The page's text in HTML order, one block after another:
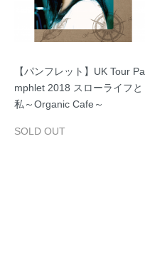
【パンフレット】UK Tour Pa
mphlet 2018 スローライフと
私～Organic Cafe～
SOLD OUT